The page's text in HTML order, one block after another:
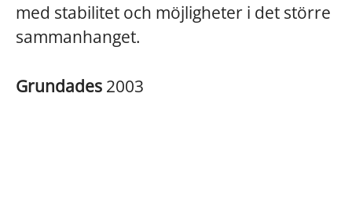
med stabilitet och möjligheter i det större
sammanhanget.
Grundades 2003